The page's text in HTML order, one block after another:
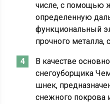
числе, с помощью
определенную
функциональный
прочного металла,
В качестве
снегоуборщика
шнек,
снежного покрова